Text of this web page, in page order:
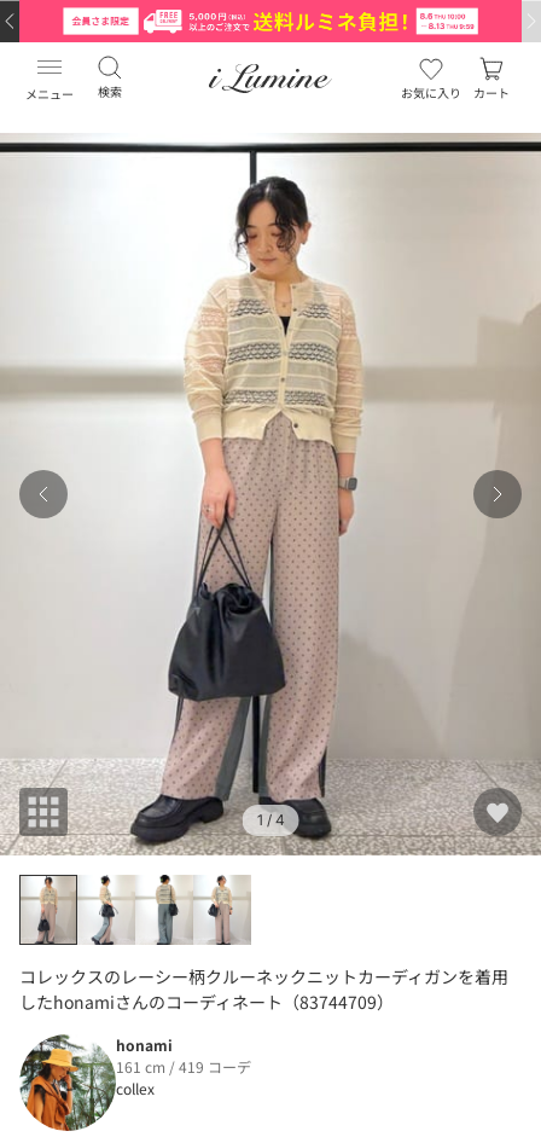
メニュー 検索 お気に入り カート
1 / 4
コレックスのレーシー柄クルーネックニットカーディガンを着用
したhonamiさんのコーディネート（83744709）
honami
161 cm / 419 コーデ
collex